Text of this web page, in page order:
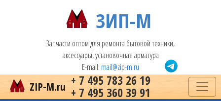
ЗИП-М
Запчасти оптом для ремонта бытовой техники,
аксессуары, установочная арматура
E-mail: mail@zip-m.ru
+ 7 495 783 26 19
+ 7 495 360 39 91
ZIP-M.ru